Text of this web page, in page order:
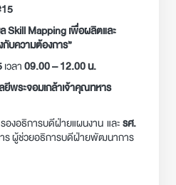
Skill Mappingเพื่อผลิตและ
บความต้องการ”
เวลา09.00 – 12.00น.
ยีพระจอมเกล้าเจ้าคุณทหาร
งอธิการบดีฝ่ายแผนงาน และรศ.
ร ผู้ช่วยอธิการบดีฝ่ายพัฒนาการ